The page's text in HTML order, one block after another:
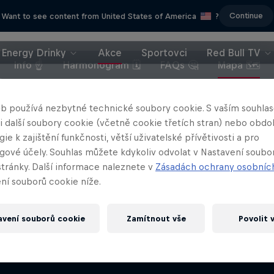
Want to see content from United States of America ? Continue
Energy Drinky Akce Sportovci
Red Bull TV
Info ☝️
Harmonogram 🗓️ FAQs 🤔 Mapa 🗺️
Beneath Castles
myslí lyžařů, kteří inspirují a
berou dech
LYŽE
After the
Oslava lyžování v jeho
používá nezbytné technické soubory cookie. S vaším
další soubory cookie (včetně cookie třetích stran) nebo
k zajištění funkčnosti, větší uživatelské přívětivosti a pro
účely. Souhlas můžete kdykoliv odvolat v Nastavení
Další informace naleznete v Zásadách ochrany
souborů cookie níže.
souborů cookie Zamítnout vše Povolit